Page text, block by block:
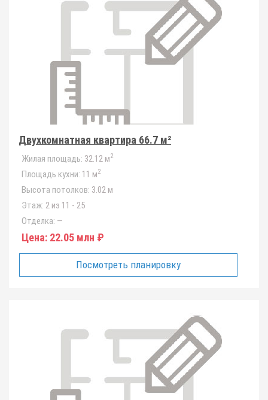
Двухкомнатная квартира 66.7 м²
Жилая площадь: 32.12 м2
Площадь кухни: 11 м2
Высота потолков: 3.02 м
Этаж: 2 из 11 - 25
Отделка: —
Цена: 22.05 млн ₽
Посмотреть планировку